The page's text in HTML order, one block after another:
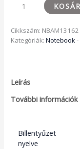
Cikkszám: NBAM13162
Kategóriák:Notebook -
Leírás
További információk
Billentyűzet
nyelve